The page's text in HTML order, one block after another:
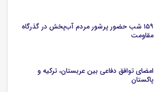
۱۵۹ شب حضور پرشور مردم آب‌پخش در گذرگاه
مقاومت
امضای توافق دفاعی بین عربستان، ترکیه و
پاکستان